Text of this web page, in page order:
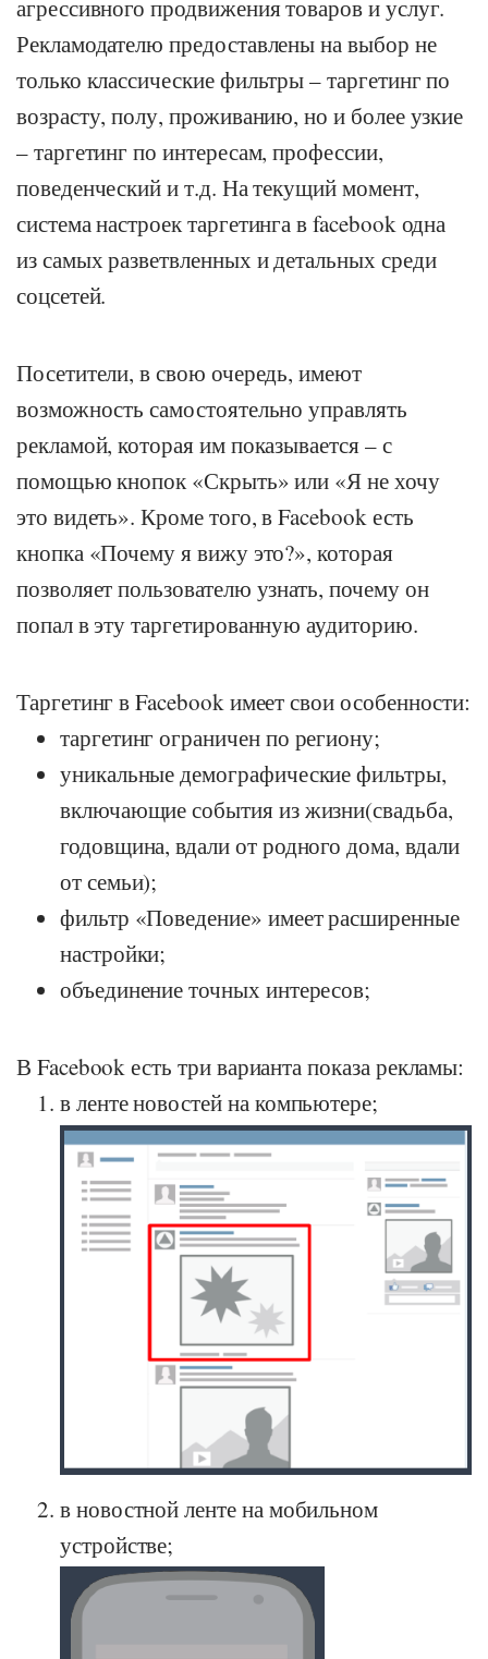
агрессивного продвижения товаров и услуг.
Рекламодателю предоставлены на выбор не
только классические фильтры – таргетинг по
возрасту, полу, проживанию, но и более узкие
– таргетинг по интересам, профессии,
поведенческий и т.д. На текущий момент,
система настроек таргетинга в facebook одна
из самых разветвленных и детальных среди
соцсетей.
Посетители, в свою очередь, имеют
возможность самостоятельно управлять
рекламой, которая им показывается – с
помощью кнопок «Скрыть» или «Я не хочу
это видеть». Кроме того, в Facebook есть
кнопка «Почему я вижу это?», которая
позволяет пользователю узнать, почему он
попал в эту таргетированную аудиторию.
Таргетинг в Facebook имеет свои особенности:
таргетинг ограничен по региону;
уникальные демографические фильтры,
включающие события из жизни(свадьба,
годовщина, вдали от родного дома, вдали
от семьи);
фильтр «Поведение» имеет расширенные
настройки;
объединение точных интересов;
В Facebook есть три варианта показа рекламы:
в ленте новостей на компьютере;
в новостной ленте на мобильном
устройстве;